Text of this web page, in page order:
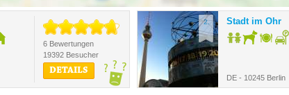
6 Bewertungen
19392 Besucher
DETAILS
2. Stadt im Ohr
DE - 10245 Berlin